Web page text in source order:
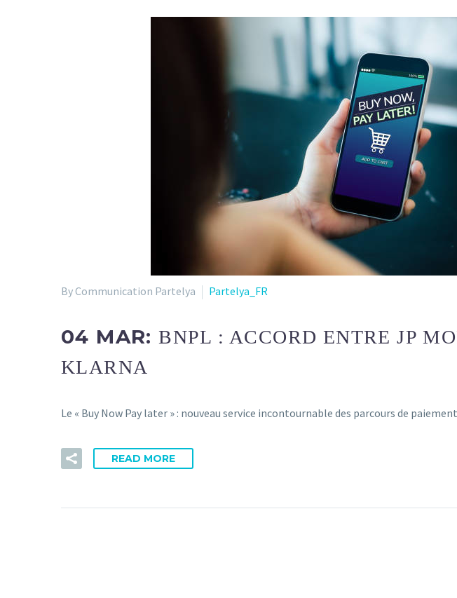
By Communication Partelya Partelya_FR
04 MAR:BNPL : ACCORD ENTRE JP
KLARNA
Le « Buy Now Pay later » : nouveau service incontournable des parcours de
READ MORE